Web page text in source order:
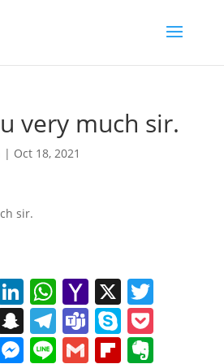
very much sir.
| Oct 18, 2021
sir.
Li
n
k
W
h
at
Y
a
h
X T
w
itt
S
n
T
el
T
e
S
k
P
o
M Li G Fl E